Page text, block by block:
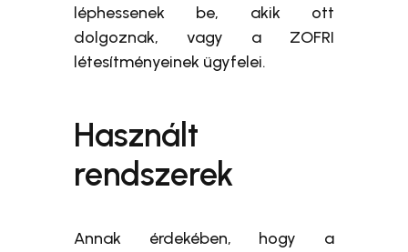
léphessenek be, akik ott
dolgoznak, vagy a ZOFRI
létesítményeinek ügyfelei.
Használt
rendszerek
Annak érdekében, hogy a